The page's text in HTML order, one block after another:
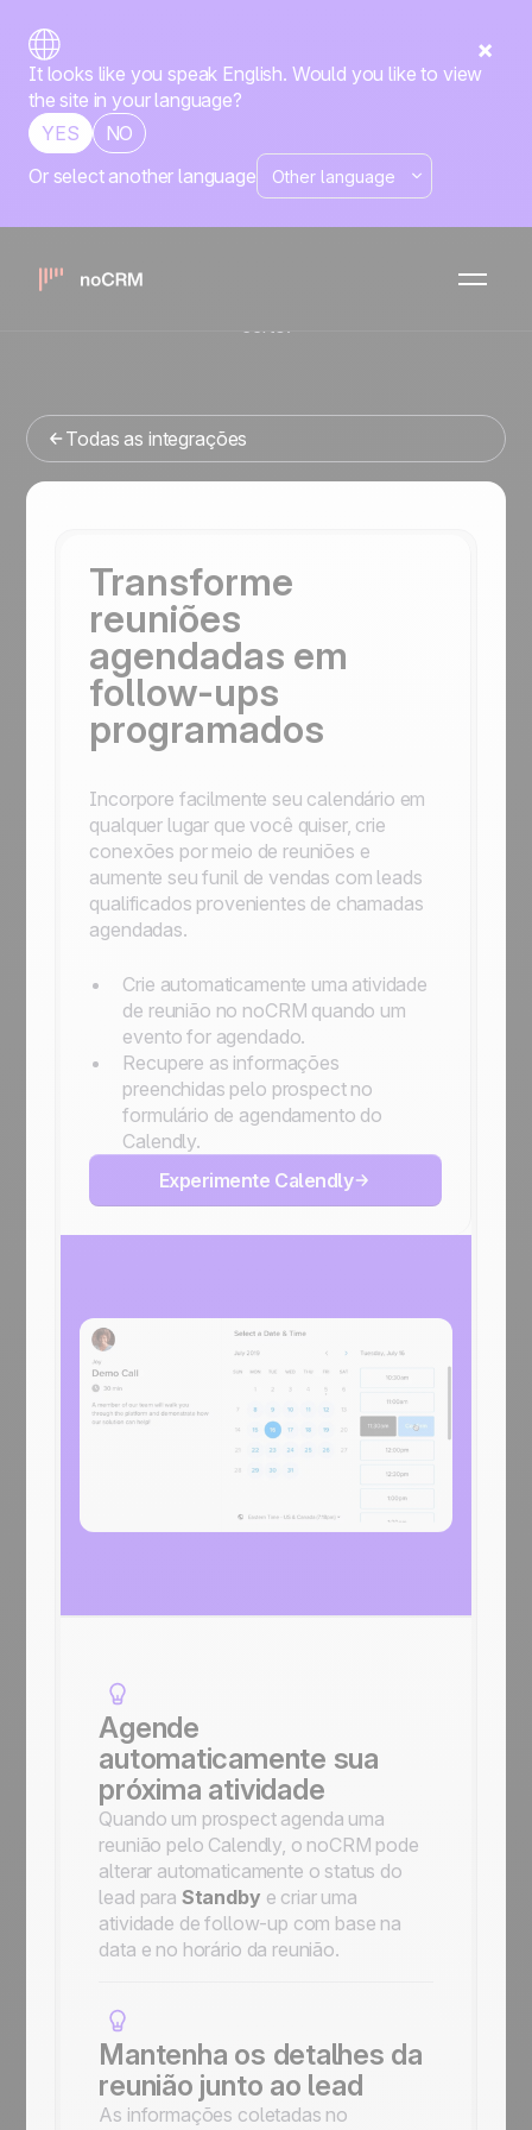
It looks like you speak English. Would you like to view
the site in your language?
YES
NO
Or select another language
No-code
CalendlyxnoCRM
Está procurando uma ferramenta de gestao de vendas
certo.
Todas as integrações
Transforme
reuniões
agendadas em
follow-ups
programados
Incorpore facilmente seu calendário em
qualquer lugar que você quiser, crie
conexões por meio de reuniões e
aumente seu funil de vendas com leads
qualificados provenientes de chamadas
agendadas.
Crie automaticamente uma atividade
de reunião no noCRM quando um
evento for agendado.
Recupere as informações
preenchidas pelo prospect no
formulário de agendamento do
Calendly.
Experimente Calendly
Agende
automaticamente sua
próxima atividade
Quando um prospect agenda uma
reunião pelo Calendly, o noCRM pode
alterar automaticamente o status do
lead para Standby e criar uma
atividade de follow-up com base na
data e no horário da reunião.
Mantenha os detalhes da
reunião junto ao lead
As informações coletadas no